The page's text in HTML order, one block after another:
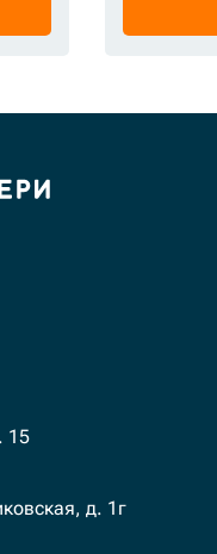
15
д. 1г